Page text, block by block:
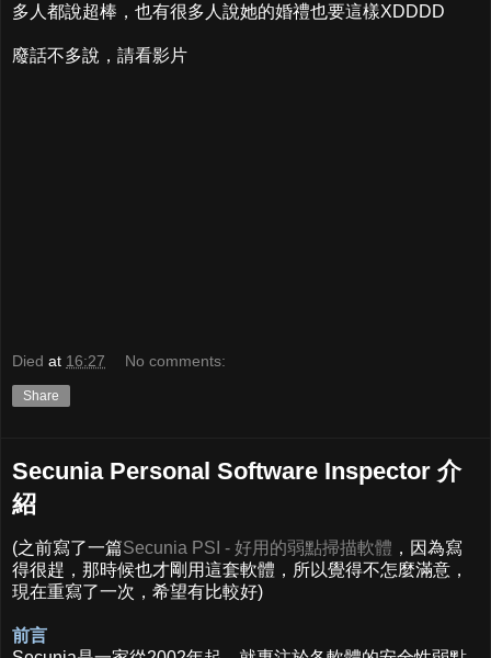
多人都說超棒，也有很多人說她的婚禮也要這樣XDDDD
廢話不多說，請看影片
Died at 16:27 No comments:
Share
Secunia Personal Software Inspector 介
紹
(之前寫了一篇Secunia PSI - 好用的弱點掃描軟體 ，因為寫
得很趕，那時候也才剛用這套軟體，所以覺得不怎麼滿意，
現在重寫了一次，希望有比較好)
前言